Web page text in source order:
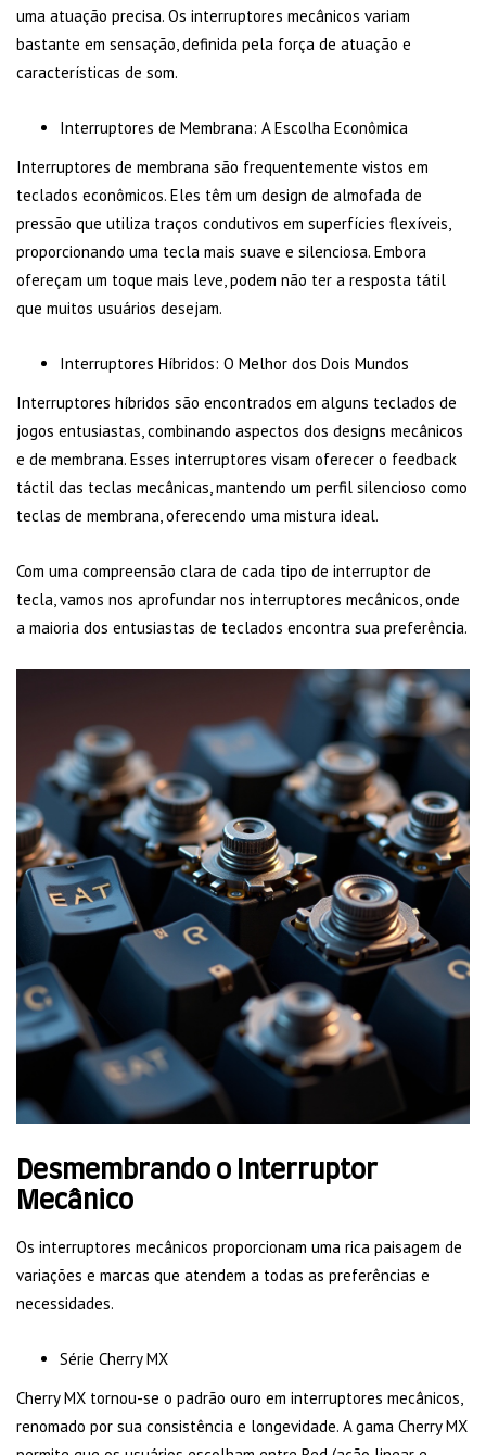
uma atuação precisa. Os interruptores mecânicos variam
bastante em sensação, definida pela força de atuação e
características de som.
Interruptores de Membrana: A Escolha Econômica
Interruptores de membrana são frequentemente vistos em
teclados econômicos. Eles têm um design de almofada de
pressão que utiliza traços condutivos em superfícies flexíveis,
proporcionando uma tecla mais suave e silenciosa. Embora
ofereçam um toque mais leve, podem não ter a resposta tátil
que muitos usuários desejam.
Interruptores Híbridos: O Melhor dos Dois Mundos
Interruptores híbridos são encontrados em alguns teclados de
jogos entusiastas, combinando aspectos dos designs mecânicos
e de membrana. Esses interruptores visam oferecer o feedback
táctil das teclas mecânicas, mantendo um perfil silencioso como
teclas de membrana, oferecendo uma mistura ideal.
Com uma compreensão clara de cada tipo de interruptor de
tecla, vamos nos aprofundar nos interruptores mecânicos, onde
a maioria dos entusiastas de teclados encontra sua preferência.
Desmembrando o Interruptor
Mecânico
Os interruptores mecânicos proporcionam uma rica paisagem de
variações e marcas que atendem a todas as preferências e
necessidades.
Série Cherry MX
Cherry MX tornou-se o padrão ouro em interruptores mecânicos,
renomado por sua consistência e longevidade. A gama Cherry MX